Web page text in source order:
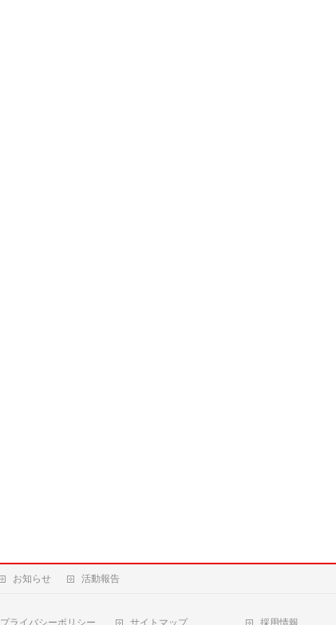
お知らせ 活動報告
プライバシーポリシー サイトマップ 採用情報